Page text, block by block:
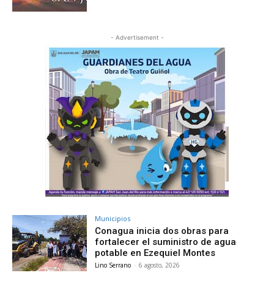
- Advertisement -
Municipios
Conagua inicia dos obras para
fortalecer el suministro de agua
potable en Ezequiel Montes
Lino Serrano - 6 agosto, 2026